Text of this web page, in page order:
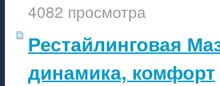
4082 просмотра
Рестайлинговая
динамика, комфорт